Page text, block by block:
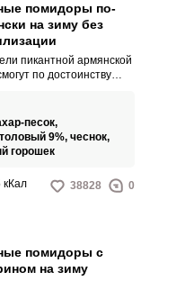
помидоры по-
на зиму без
пикантной армянской
по достоинству
Эта
уникальная по
очень просто и
песок,
9%, чеснок,
горошек
кКал 38828 0
помидоры с
на зиму